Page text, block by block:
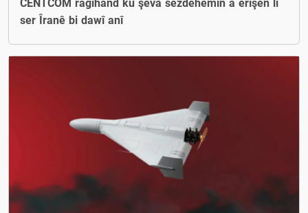
CENTCOM ragihand ku şeva sêzdehemîn a êrîşên li
ser Îranê bi dawî anî